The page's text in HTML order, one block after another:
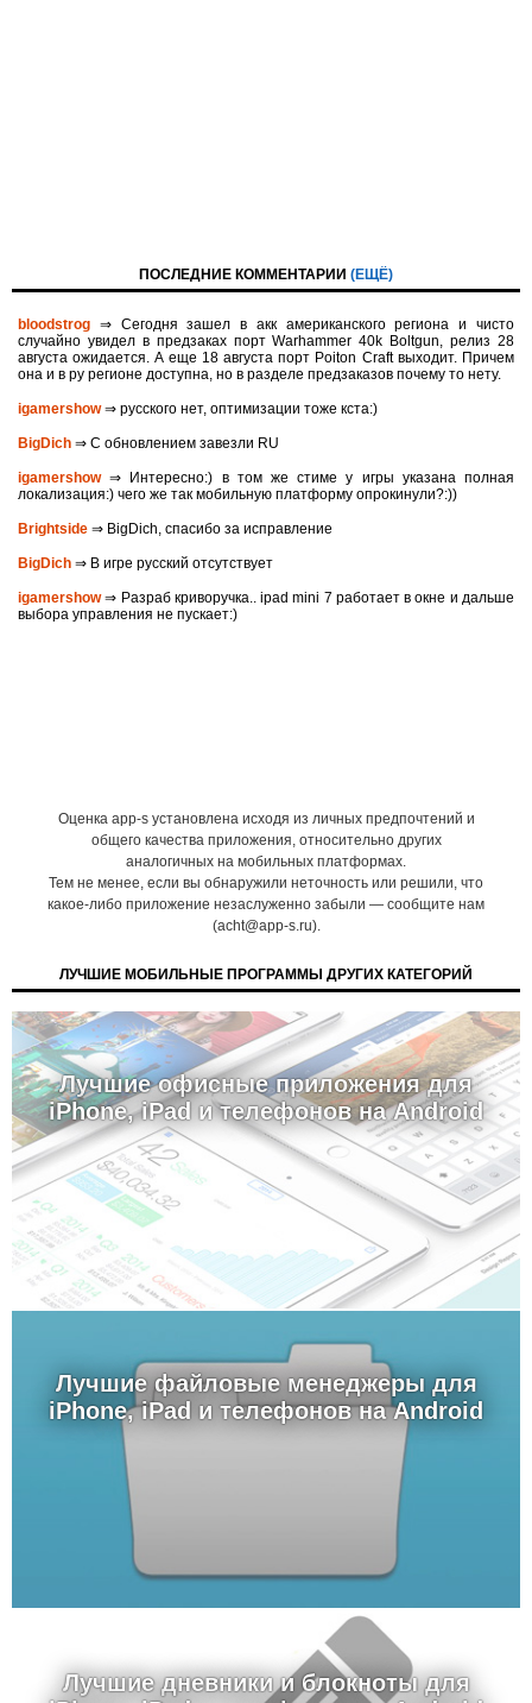
ПОСЛЕДНИЕ КОММЕНТАРИИ (ЕЩЁ)
bloodstrog ⇒ Сегодня зашел в акк американского региона и чисто
случайно увидел в предзаках порт Warhammer 40k Boltgun, релиз 28
августа ожидается. A eще 18 августа порт Poiton Сraft выходит. Причем
она и в ру регионе доступна, но в разделе предзаказов почему то нету.
igamershow⇒ русского нет, оптимизации тоже кста:)
BigDich ⇒ С обновлением завезли RU
igamershow⇒ Интересно:) в том же стиме у игры указана полная
локализация:) чего же так мобильную платформу опрокинули?:))
Brightside ⇒ BigDich, спасибо за исправление
BigDich ⇒ В игре русский отсутствует
igamershow⇒ Разраб криворучка.. ipad mini 7 работает в окне и дальше
выбора управления не пускает:)
Оценка app-s установлена исходя из личных предпочтений и
общего качества приложения, относительно других
аналогичных на мобильных платформах.
Тем не менее, если вы обнаружили неточность или решили, что
какое-либо приложение незаслуженно забыли — сообщите нам
(acht@app-s.ru).
ЛУЧШИЕ МОБИЛЬНЫЕ ПРОГРАММЫ ДРУГИХ КАТЕГОРИЙ
Лучшие офисные приложения для
iPhone, iPad и телефонов на Android
Лучшие файловые менеджеры для
iPhone, iPad и телефонов на Android
Лучшие дневники и блокноты для